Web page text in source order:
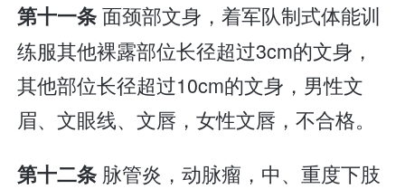
第十一条面颈部文身，着军队制式体能训
练服其他裸露部位长径超过3cm的文身，
其他部位长径超过10cm的文身，男性文
眉、文眼线、文唇，女性文唇，不合格。
第十二条 脉管炎，动脉瘤，中、重度下肢